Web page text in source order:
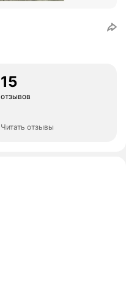
15
отзывов
Читать отзывы